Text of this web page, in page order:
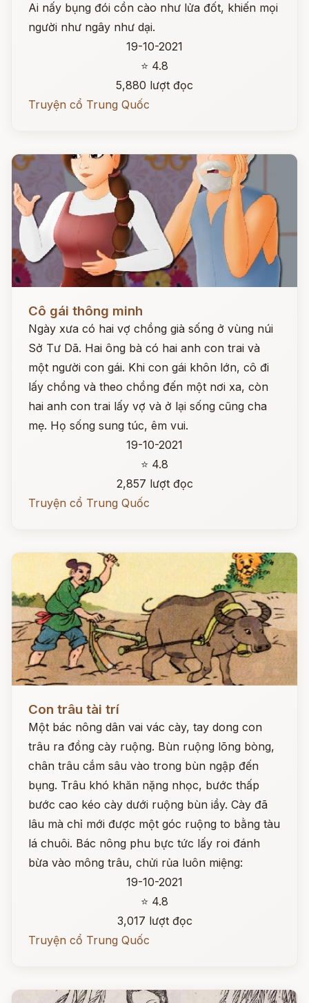
Ai nấy bụng đói cồn cào như lửa đốt, khiến mọi
người như ngây như dại.
19-10-2021
⭐ 4.8
5,880 lượt đọc
Truyện cổ Trung Quốc
Cô gái thông minh
Ngày xưa có hai vợ chồng già sống ở vùng núi
Sở Tư Dã. Hai ông bà có hai anh con trai và
một người con gái. Khi con gái khôn lớn, cô đi
lấy chồng và theo chồng đến một nơi xa, còn
hai anh con trai lấy vợ và ở lại sống cũng cha
mẹ. Họ sống sung túc, êm vui.
19-10-2021
⭐ 4.8
2,857 lượt đọc
Truyện cổ Trung Quốc
Con trâu tài trí
Một bác nông dân vai vác cày, tay dong con
trâu ra đồng cày ruộng. Bùn ruộng lõng bòng,
chân trâu cắm sâu vào trong bùn ngập đến
bụng. Trâu khó khăn nặng nhọc, bước thấp
bước cao kéo cày dưới ruộng bùn iầy. Cày đã
lâu mà chỉ mới được một góc ruộng to bằng tàu
lá chuôi. Bác nông phu bực tức lấy roi đánh
bừa vào mông trâu, chửi rủa luôn miệng:
19-10-2021
⭐ 4.8
3,017 lượt đọc
Truyện cổ Trung Quốc